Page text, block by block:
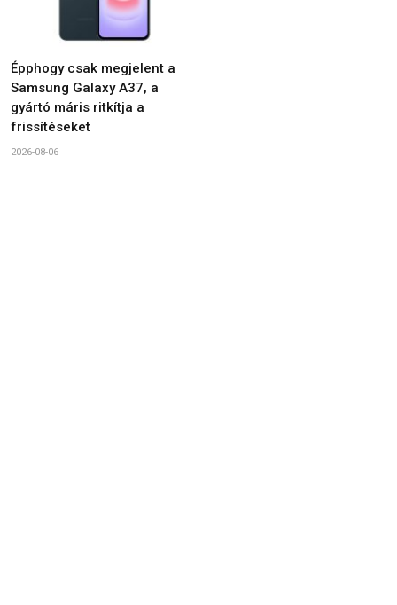
Épphogy csak megjelent a
Samsung Galaxy A37, a
gyártó máris ritkítja a
frissítéseket
2026-08-06